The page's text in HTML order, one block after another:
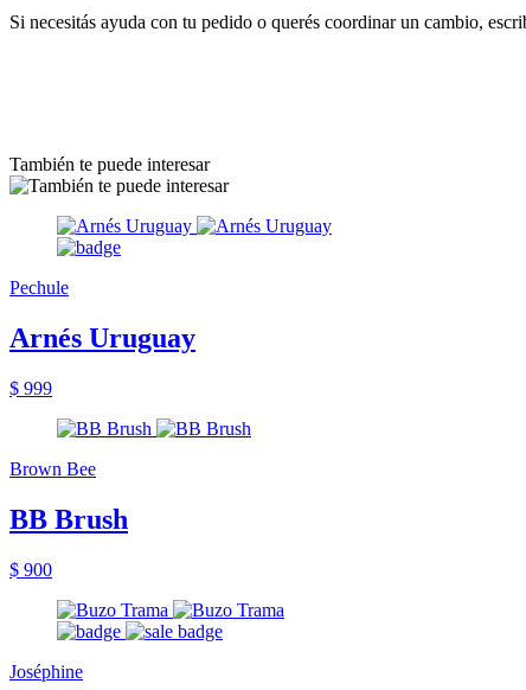
Si necesitás ayuda con tu pedido o querés coordinar un cambio,
También te puede interesar
Pechule
Arnés Uruguay
$ 999
Brown Bee
BB Brush
$ 900
Joséphine